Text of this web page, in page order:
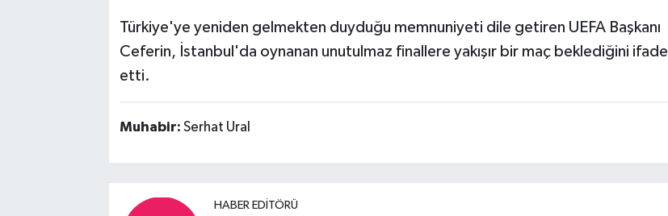
Türkiye'ye yeniden gelmekten duyduğu memnuniyeti dile getiren UEFA Başkanı
Ceferin, İstanbul'da oynanan unutulmaz finallere yakışır bir maç beklediğini ifade
etti.
Muhabir: Serhat Ural
HABER EDITÖRÜ